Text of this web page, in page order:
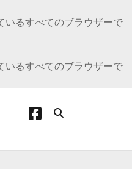
いるすべてのブラウザーで
いるすべてのブラウザーで
facebook